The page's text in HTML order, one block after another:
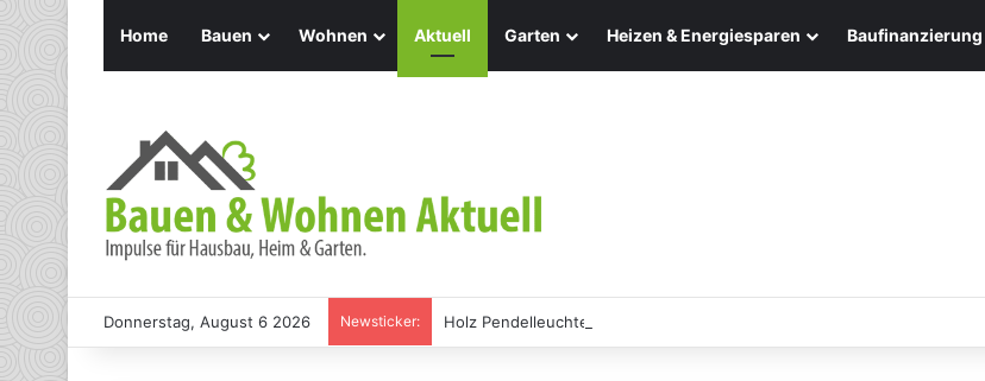
Home Bauen Wohnen Aktuell Garten Heizen & Energiesparen Baufinanzierung
Donnerstag, August 6 2026 Newsticker: Holz Pendelleuchten: Eleganz und Nachhaltigkeit für Ihr Zuhause